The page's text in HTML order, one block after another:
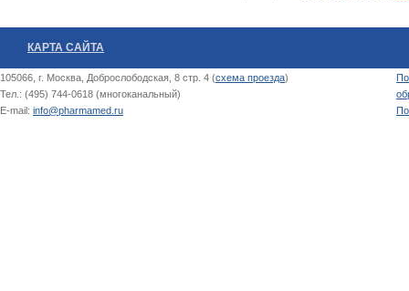
КАРТА САЙТА
105066, г. Москва, Доброслободская, 8 стр. 4 (схема проезда)
Тел.: (495) 744-0618 (многоканальный)
E-mail: info@pharmamed.ru